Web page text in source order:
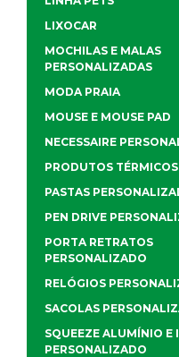
LIXOCAR
MOCHILAS E MALAS
PERSONALIZADAS
MODA PRAIA
MOUSE E MOUSE PAD
NECESSAIRE
PRODUTOS TÉRMICOS
PASTAS
PEN DRIVE
PORTA RETRATOS
PERSONALIZADO
RELÓGIOS
SACOLAS
SQUEEZE ALUMÍNIO E
PERSONALIZADO